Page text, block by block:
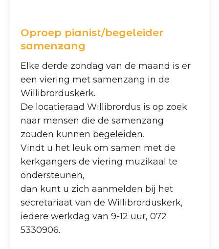
Oproep pianist/begeleider
samenzang
Elke derde zondag van de maand is er
een viering met samenzang in de
Willibrorduskerk.
De locatieraad Willibrordus is op zoek
naar mensen die de samenzang
zouden kunnen begeleiden.
Vindt u het leuk om samen met de
kerkgangers de viering muzikaal te
ondersteunen,
dan kunt u zich aanmelden bij het
secretariaat van de Willibrorduskerk,
iedere werkdag van 9-12 uur, 072
5330906.